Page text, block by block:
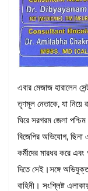
এবার মেজাজ হারালেন
তৃণমূল নেতাকে, যা
ঘিরে সরগরম জেলা
বিজেপির অভিযোগ, ছিনা
কর্মীদের মারধর করে
দিতে সেই।সঙ্গে
বাহিনী। সংশ্লিষ্ট